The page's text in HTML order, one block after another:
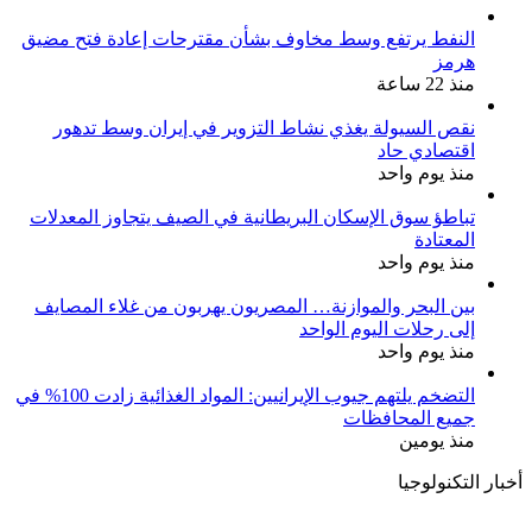
النفط يرتفع وسط مخاوف بشأن مقترحات إعادة فتح مضيق
هرمز
منذ 22 ساعة
نقص السيولة يغذي نشاط التزوير في إيران وسط تدهور
اقتصادي حاد
منذ يوم واحد
تباطؤ سوق الإسكان البريطانية في الصيف يتجاوز المعدلات
المعتادة
منذ يوم واحد
بين البحر والموازنة… المصريون يهربون من غلاء المصايف
إلى رحلات اليوم الواحد
منذ يوم واحد
التضخم يلتهم جيوب الإيرانيين: المواد الغذائية زادت 100% في
جميع المحافظات
منذ يومين
أخبار التكنولوجيا